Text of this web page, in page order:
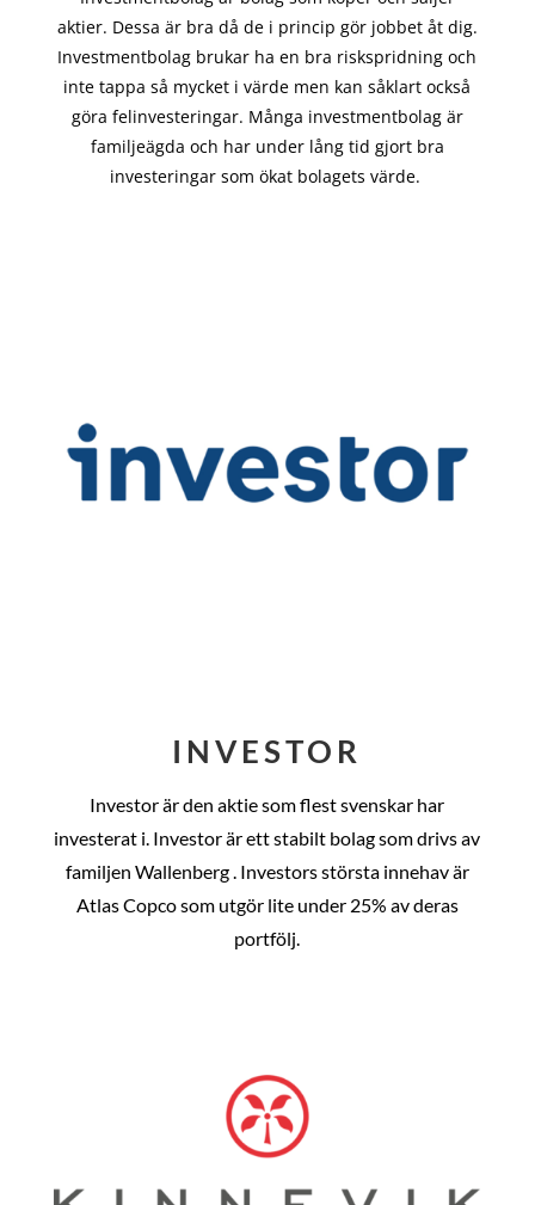
aktier. Dessa är bra då de i princip görjobbet åt dig.
Investmentbolag brukar ha en bra riskspridning och
inte tappa så mycket i värde men kan såklart också
göra felinvesteringar. Många investmentbolag är
familjeägda och har under lång tid gjort bra
investeringar som ökat bolagets värde.
INVESTOR
Investor är den aktie som flest svenskar har
investerat i. Investor är ett stabilt bolag som drivs av
familjen Wallenberg . Investors största innehav är
Atlas Copco som utgör lite under 25% av deras
portfölj.